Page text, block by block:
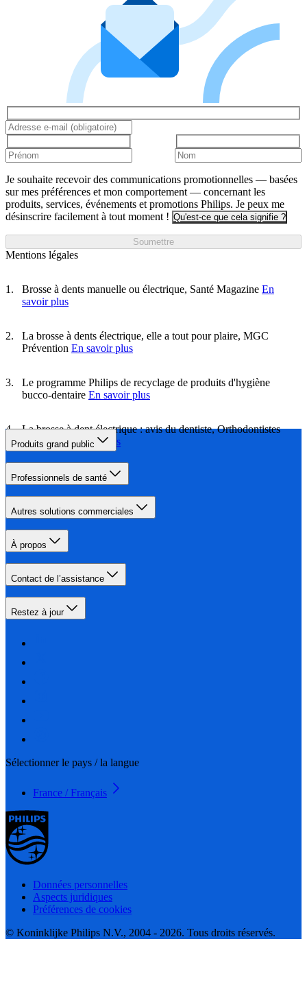
Je souhaite recevoir des communications promotionnelles — basées
sur mes préférences et mon comportement — concernant les
produits, services, événements et promotions Philips. Je peux me
désinscrire facilement à tout moment ! Qu'est-ce que cela signifie ?
Soumettre
Mentions légales
Brosse à dents manuelle ou électrique, Santé Magazine En
savoir plus
La brosse à dents électrique, elle a tout pour plaire, MGC
Prévention En savoir plus
Le programme Philips de recyclage de produits d'hygiène
bucco-dentaire En savoir plus
La brosse à dent électrique : avis du dentiste, Orthodontistes
puteaux En savoir plus
Produits grand public
Professionnels de santé
Autres solutions commerciales
À propos
Contact de l’assistance
Restez à jour
Sélectionner le pays / la langue
France / Français
Données personnelles
Aspects juridiques
Préférences de cookies
© Koninklijke Philips N.V., 2004 - 2026. Tous droits réservés.